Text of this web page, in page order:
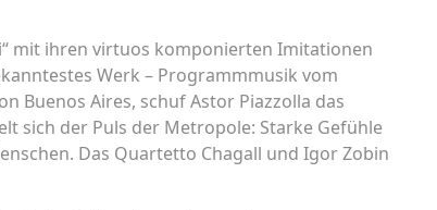
mit ihren virtuos komponierten Imitationen
Werk – Programmmusik vom
Buenos Aires, schuf Astor Piazzolla das
sich der Puls der Metropole: Starke Gefühle
Das Quartetto Chagall und Igor Zobin